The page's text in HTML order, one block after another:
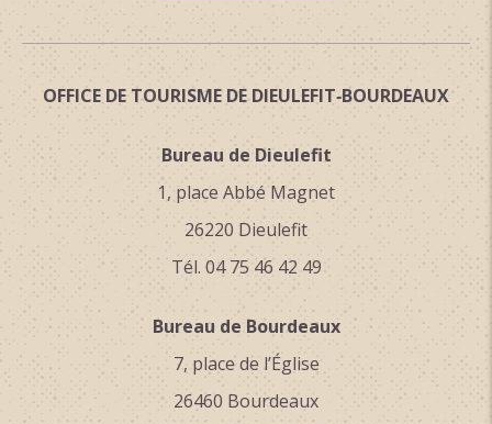
OFFICE DE TOURISME DE DIEULEFIT‑BOURDEAUX
Bureau de Dieulefit
1, place Abbé Magnet
26220 Dieulefit
Tél. 04 75 46 42 49
Bureau de Bourdeaux
7, place de l’Église
26460 Bourdeaux